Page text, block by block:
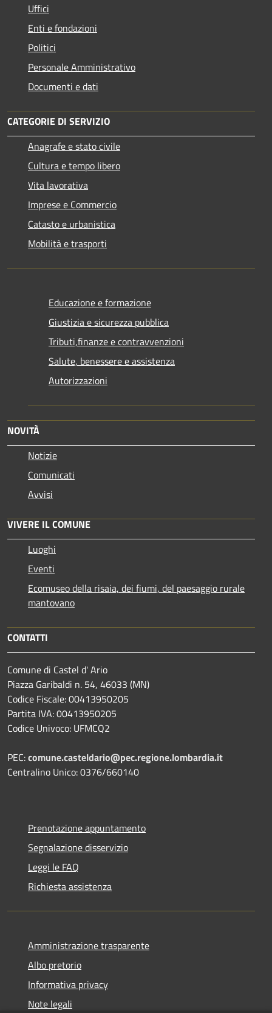
Uffici
Enti e fondazioni
Politici
Personale Amministrativo
Documenti e dati
CATEGORIE DI SERVIZIO
Anagrafe e stato civile
Cultura e tempo libero
Vita lavorativa
Imprese e Commercio
Catasto e urbanistica
Mobilità e trasporti
Educazione e formazione
Giustizia e sicurezza pubblica
Tributi,finanze e contravvenzioni
Salute, benessere e assistenza
Autorizzazioni
NOVITÀ
Notizie
Comunicati
Avvisi
VIVERE IL COMUNE
Luoghi
Eventi
Ecomuseo della risaia, dei fiumi, del paesaggio rurale
mantovano
CONTATTI
Comune di Castel d' Ario
Piazza Garibaldi n. 54, 46033 (MN)
Codice Fiscale: 00413950205
Partita IVA: 00413950205
Codice Univoco: UFMCQ2
PEC:comune.casteldario@pec.regione.lombardia.it
Centralino Unico: 0376/660140
Prenotazione appuntamento
Segnalazione disservizio
Leggi le FAQ
Richiesta assistenza
Amministrazione trasparente
Albo pretorio
Informativa privacy
Note legali